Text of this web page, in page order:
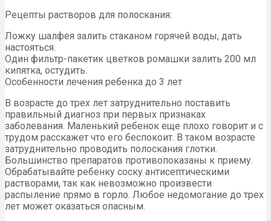
Рецепты растворов для полоскания:
Ложку шалфея залить стаканом горячей воды, дать
настояться.
Один фильтр-пакетик цветков ромашки залить 200 мл
кипятка, остудить.
Особенности лечения ребенка до 3 лет
В возрасте до трех лет затруднительно поставить
правильный диагноз при первых признаках
заболевания. Маленький ребенок еще плохо говорит и с
трудом расскажет что его беспокоит. В таком возрасте
затруднительно проводить полоскания глотки.
Большинство препаратов противопоказаны к приему.
Обрабатывайте ребенку соску антисептическими
растворами, так как невозможно произвести
распыление прямо в горло. Любое недомогание до трех
лет может оказаться опасным.